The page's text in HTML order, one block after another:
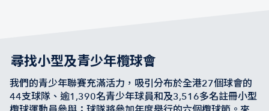
尋找小型及青少年欖球會
我們的青少年聯賽充滿活力，吸引分布於全港27個球會的
44支球隊、逾1,390名青少年球員和及3,516多名註冊小型